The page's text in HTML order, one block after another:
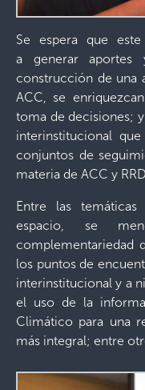
Se espera que
a generar aportes
construcción de una
ACC, se
toma de decisiones;
interinstitucional
conjuntos de
materia de ACC y
Entre las
espacio, se
complementariedad
los puntos de
interinstitucional y a
el uso de la
Climático para una
más integral; entre